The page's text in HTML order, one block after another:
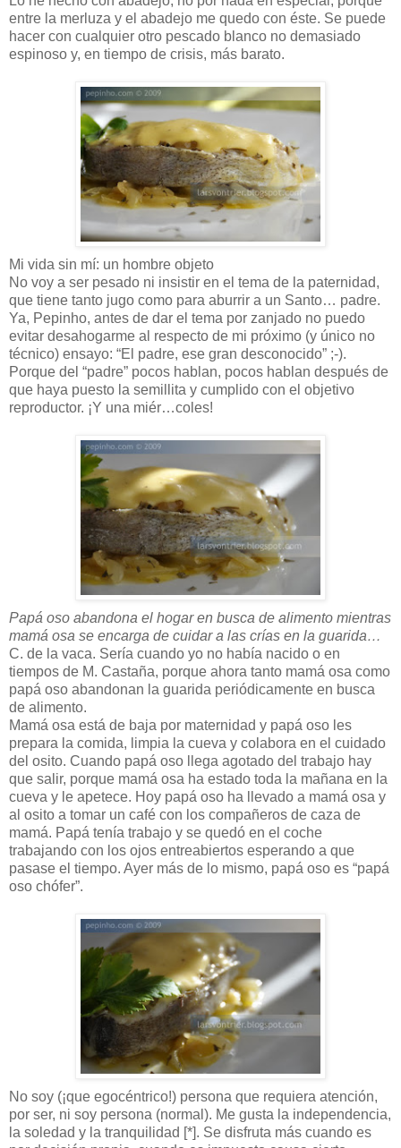
entre la merluza y el abadejo me quedo con éste. Se puede
hacer con cualquier otro pescado blanco no demasiado
espinoso y, en tiempo de crisis, más barato.
Mi vida sin mí: un hombre objeto
No voy a ser pesado ni insistir en el tema de la paternidad,
que tiene tanto jugo como para aburrir a un Santo… padre.
Ya, Pepinho, antes de dar el tema por zanjado no puedo
evitar desahogarme al respecto de mi próximo (y único no
técnico) ensayo: “El padre, ese gran desconocido” ;-).
Porque del “padre” pocos hablan, pocos hablan después de
que haya puesto la semillita y cumplido con el objetivo
reproductor. ¡Y una miér…coles!
Papá oso abandona el hogar en busca de alimento mientras
mamá osa se encarga de cuidar a las crías en la guarida…
C. de la vaca. Sería cuando yo no había nacido o en
tiempos de M. Castaña, porque ahora tanto mamá osa como
papá oso abandonan la guarida periódicamente en busca
de alimento.
Mamá osa está de baja por maternidad y papá oso les
prepara la comida, limpia la cueva y colabora en el cuidado
del osito. Cuando papá oso llega agotado del trabajo hay
que salir, porque mamá osa ha estado toda la mañana en la
cueva y le apetece. Hoy papá oso ha llevado a mamá osa y
al osito a tomar un café con los compañeros de caza de
mamá. Papá tenía trabajo y se quedó en el coche
trabajando con los ojos entreabiertos esperando a que
pasase el tiempo. Ayer más de lo mismo, papá oso es “papá
oso chófer”.
No soy (¡que egocéntrico!) persona que requiera atención,
por ser, ni soy persona (normal). Me gusta la independencia,
la soledad y la tranquilidad [*]. Se disfruta más cuando es